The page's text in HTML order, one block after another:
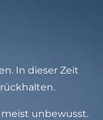
In dieser Zeit
unbewusst.